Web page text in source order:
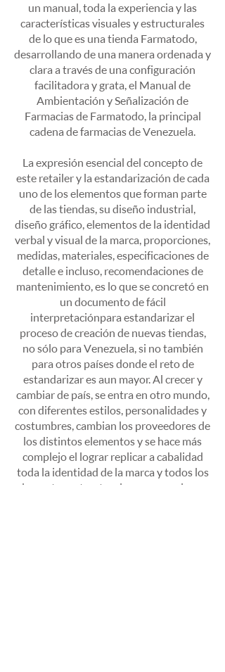
un manual, toda la experiencia y las
características visuales y estructurales
de lo que es una tienda Farmatodo,
desarrollando de una manera ordenada y
clara a través de una configuración
facilitadora y grata, el Manual de
Ambientación y Señalización de
Farmacias de Farmatodo, la principal
cadena de farmacias de Venezuela.
La expresión esencial del concepto de
este retailer y la estandarización de cada
uno de los elementos que forman parte
de las tiendas, su diseño industrial,
diseño gráfico, elementos de la identidad
verbal y visual de la marca, proporciones,
medidas, materiales, especificaciones de
detalle e incluso, recomendaciones de
mantenimiento, es lo que se concretó en
un documento de fácil
interpretaciónpara estandarizar el
proceso de creación de nuevas tiendas,
no sólo para Venezuela, si no también
para otros países donde el reto de
estandarizar es aun mayor. Al crecer y
cambiar de país, se entra en otro mundo,
con diferentes estilos, personalidades y
costumbres, cambian los proveedores de
los distintos elementos y se hace más
complejo el lograr replicar a cabalidad
toda la identidad de la marca y todos los
elementos estructurales que con el paso